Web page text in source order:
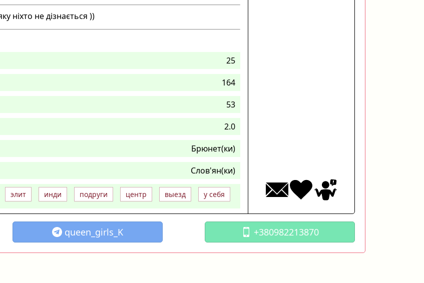
ніхто не дізнається ))
25
164
53
2.0
Брюнет(ки)
Слов'ян(ки)
элит инди подруги центр выезд у себя
queen_girls_K +380982213870